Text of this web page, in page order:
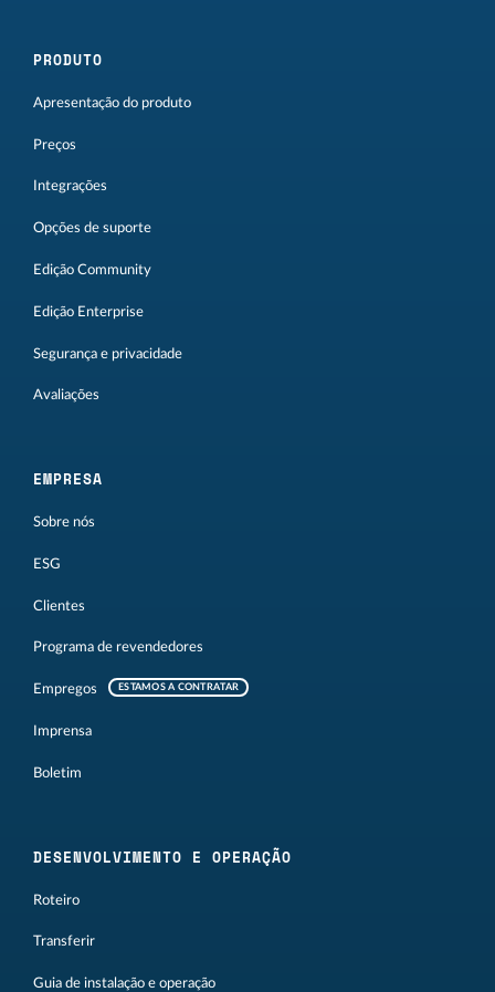
PRODUTO
Apresentação do produto
Preços
Integrações
Opções de suporte
Edição Community
Edição Enterprise
Segurança e privacidade
Avaliações
EMPRESA
Sobre nós
ESG
Clientes
Programa de revendedores
Empregos ESTAMOS A CONTRATAR
Imprensa
Boletim
DESENVOLVIMENTO E OPERAÇÃO
Roteiro
Transferir
Guia de instalação e operação